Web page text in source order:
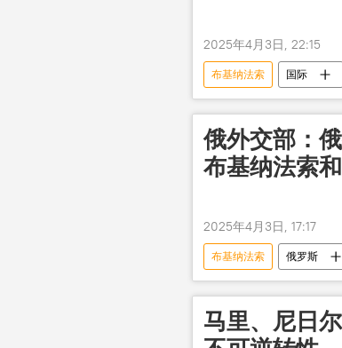
2025年4月3日, 22:15
布基纳法索 国际
俄外交部：
布基纳法索
2025年4月3日, 17:17
布基纳法索 俄罗斯
马里、尼日